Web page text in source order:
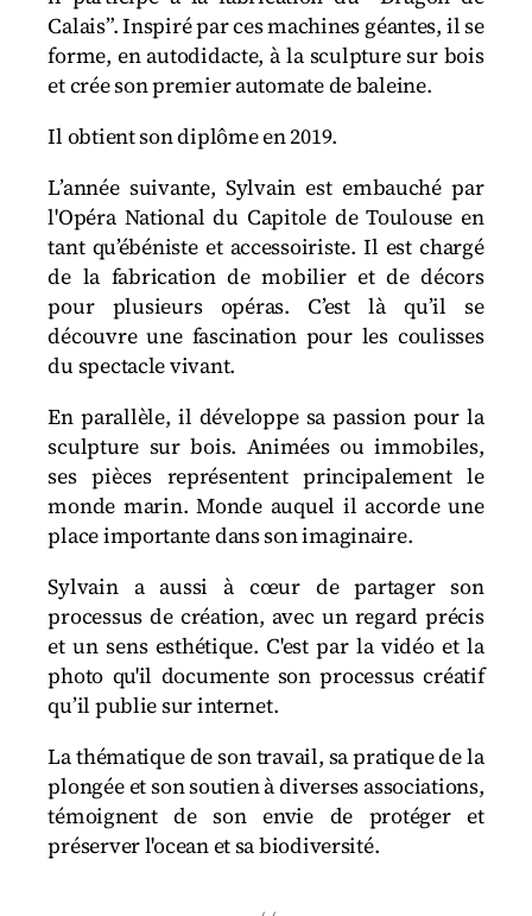
Calais”. Inspiré par ces machines géantes, il se
forme, en autodidacte, à la sculpture sur bois
et crée son premier automate de baleine.
Il obtient son diplôme en 2019.
L’année suivante, Sylvain est embauché par
l'Opéra National du Capitole de Toulouse en
tant qu’ébéniste et accessoiriste. Il est chargé
de la fabrication de mobilier et de décors
pour plusieurs opéras. C’est là qu’il se
découvre une fascination pour les coulisses
du spectacle vivant.
En parallèle, il développe sa passion pour la
sculpture sur bois. Animées ou immobiles,
ses pièces représentent principalement le
monde marin. Monde auquel il accorde une
place importante dans son imaginaire.
Sylvain a aussi à cœur de partager son
processus de création, avec un regard précis
et un sens esthétique. C'est par la vidéo et la
photo qu'il documente son processus créatif
qu’il publie sur internet.
La thématique de son travail, sa pratique de la
plongée et son soutien à diverses associations,
témoignent de son envie de protéger et
préserver l'ocean et sa biodiversité.